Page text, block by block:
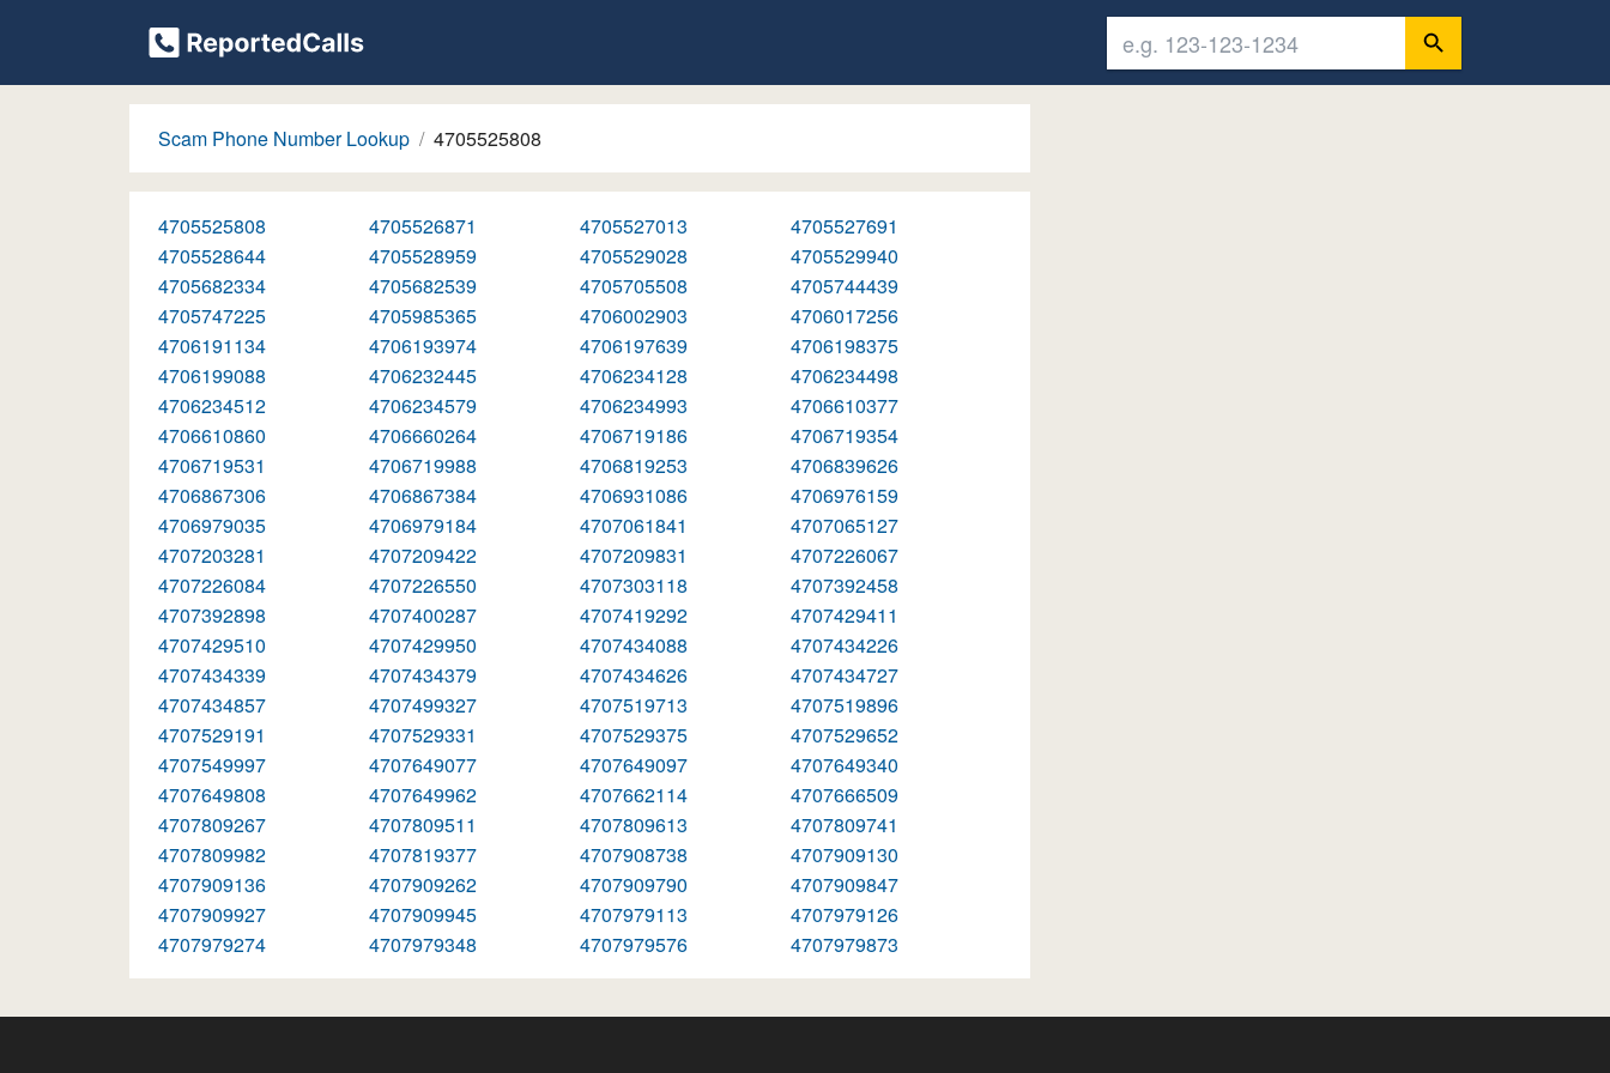
Scam Phone Number Lookup 4705525808
4705525808 4705526871 4705527013
4705527691
4705528644
4705528959 4705529028
4705529940
4705682334
4705682539 4705705508
4705744439
4705747225
4705985365 4706002903
4706017256
4706191134
4706193974 4706197639
4706198375
4706199088
4706232445 4706234128
4706234498
4706234512
4706234579 4706234993
4706610377
4706610860
4706660264 4706719186
4706719354
4706719531
4706719988 4706819253
4706839626
4706867306
4706867384 4706931086
4706976159
4706979035
4706979184 4707061841
4707065127
4707203281
4707209422 4707209831
4707226067
4707226084
4707226550 4707303118
4707392458
4707392898
4707400287 4707419292
4707429411
4707429510
4707429950 4707434088
4707434226
4707434339
4707434379 4707434626
4707434727
4707434857
4707499327 4707519713
4707519896
4707529191
4707529331 4707529375
4707529652
4707549997
4707649077 4707649097
4707649340
4707649808
4707649962 4707662114
4707666509
4707809267
4707809511 4707809613
4707809741
4707809982
4707819377 4707908738
4707909130
4707909136
4707909262 4707909790
4707909847
4707909927
4707909945 4707979113
4707979126
4707979274
4707979348 4707979576 4707979873